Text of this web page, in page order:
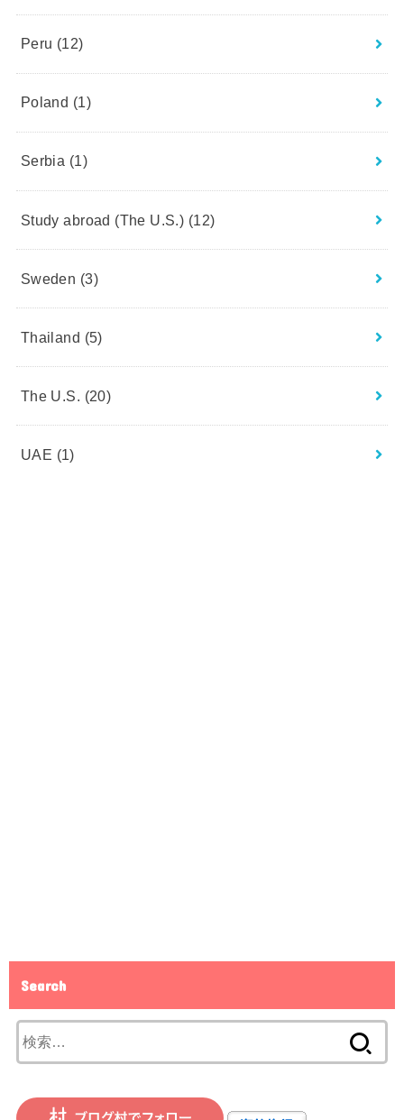
Peru (12)
Poland (1)
Serbia (1)
Study abroad (The U.S.) (12)
Sweden (3)
Thailand (5)
The U.S. (20)
UAE (1)
Search
索: